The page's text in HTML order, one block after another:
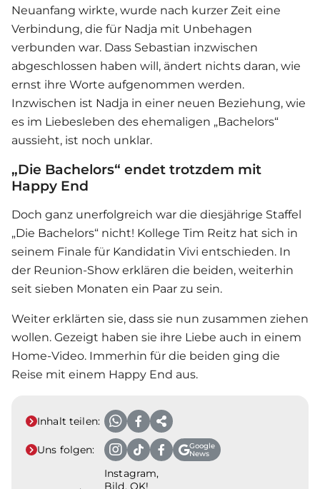
Neuanfang wirkte, wurde nach kurzer Zeit eine
Verbindung, die für Nadja mit Unbehagen
verbunden war. Dass Sebastian inzwischen
abgeschlossen haben will, ändert nichts daran, wie
ernst ihre Worte aufgenommen werden.
Inzwischen ist Nadja in einer neuen Beziehung, wie
es im Liebesleben des ehemaligen „Bachelors“
aussieht, ist noch unklar.
„Die Bachelors“ endet trotzdem mit
Happy End
Doch ganz unerfolgreich war die diesjährige Staffel
„Die Bachelors“ nicht! Kollege Tim Reitz hat sich in
seinem Finale für Kandidatin Vivi entschieden. In
der Reunion-Show erklären die beiden, weiterhin
seit sieben Monaten ein Paar zu sein.
Weiter erklärten sie, dass sie nun zusammen ziehen
wollen. Gezeigt haben sie ihre Liebe auch in einem
Home-Video. Immerhin für die beiden ging die
Reise mit einem Happy End aus.
Inhalt teilen:
Uns folgen:
Google
News
Instagram,
Bild, OK!